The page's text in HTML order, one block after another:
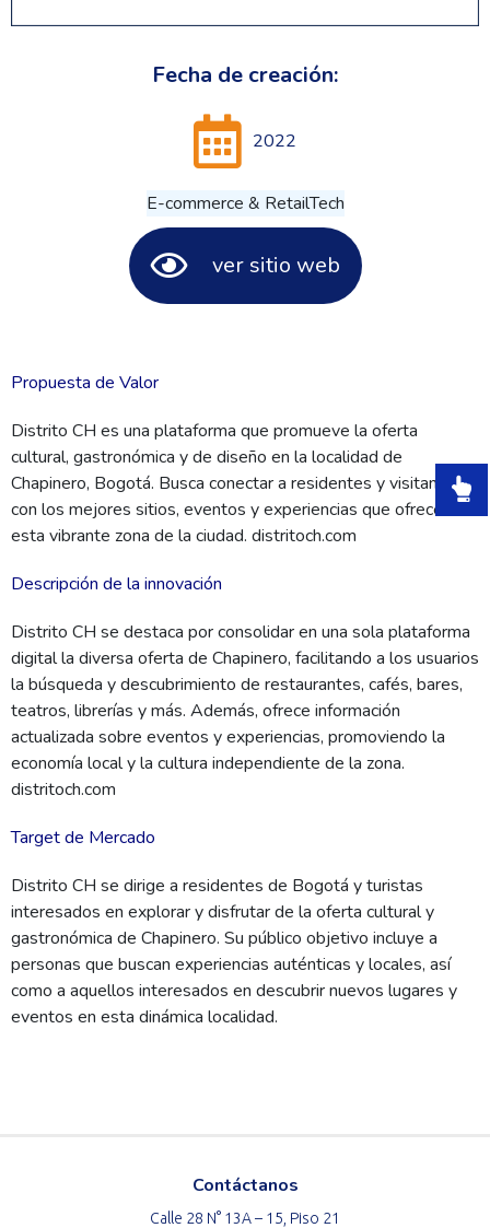
Fecha de creación:
2022
E-commerce & RetailTech
ver sitio web
Propuesta de Valor
Distrito CH es una plataforma que promueve la oferta
cultural, gastronómica y de diseño en la localidad de
Chapinero, Bogotá. Busca conectar a residentes y visitantes
con los mejores sitios, eventos y experiencias que ofrece
esta vibrante zona de la ciudad. distritoch.com
Descripción de la innovación
Distrito CH se destaca por consolidar en una sola plataforma
digital la diversa oferta de Chapinero, facilitando a los usuarios
la búsqueda y descubrimiento de restaurantes, cafés, bares,
teatros, librerías y más. Además, ofrece información
actualizada sobre eventos y experiencias, promoviendo la
economía local y la cultura independiente de la zona.
distritoch.com
Target de Mercado
Distrito CH se dirige a residentes de Bogotá y turistas
interesados en explorar y disfrutar de la oferta cultural y
gastronómica de Chapinero. Su público objetivo incluye a
personas que buscan experiencias auténticas y locales, así
como a aquellos interesados en descubrir nuevos lugares y
eventos en esta dinámica localidad.
Contáctanos
Calle 28 N° 13A – 15, Piso 21